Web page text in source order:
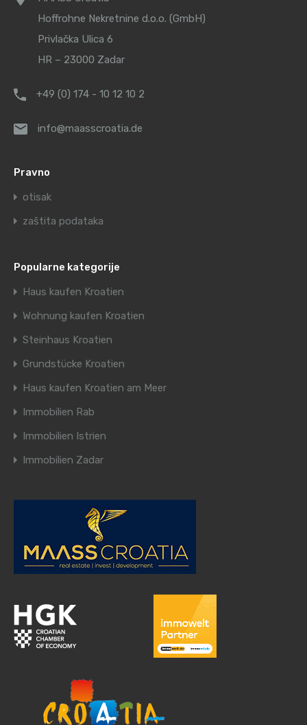
Hoffrohne Nekretnine d.o.o. (GmbH)
Privlačka Ulica 6
HR – 23000 Zadar
+49 (0) 174 - 10 12 10 2
info@maasscroatia.de
Pravno
otisak
zaštita podataka
Popularne kategorije
Haus kaufen Kroatien
Wohnung kaufen Kroatien
Steinhaus Kroatien
Grundstücke Kroatien
Haus kaufen Kroatien am Meer
Immobilien Rab
Immobilien Istrien
Immobilien Zadar